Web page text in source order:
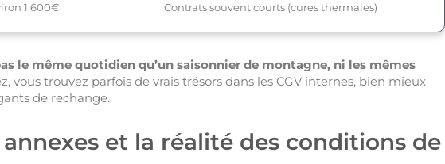
1 600€ Contrats souvent courts (cures thermales)
le même quotidien qu’un saisonnier de montagne, ni les mêmes
vous trouvez parfois de vrais trésors dans les CGV internes, bien mieux
de rechange.
annexes et la réalité des conditions de